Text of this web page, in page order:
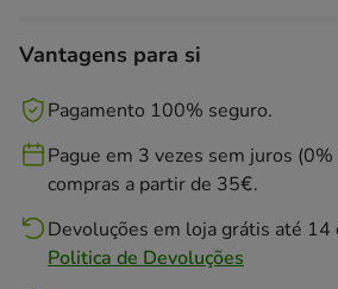
Vantagens para si
Pagamento 100% seguro.
Pague em 3 vezes sem juros
compras a partir de 35€.
Devoluções em loja grátis até 14
Politica de Devoluções